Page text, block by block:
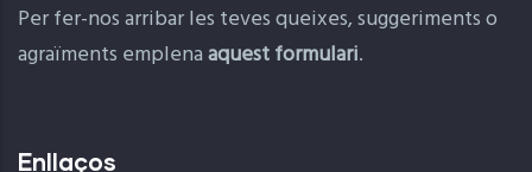
Per fer-nos arribar les teves queixes, suggeriments o
agraïments emplenaaquest formulari.
Enllaços